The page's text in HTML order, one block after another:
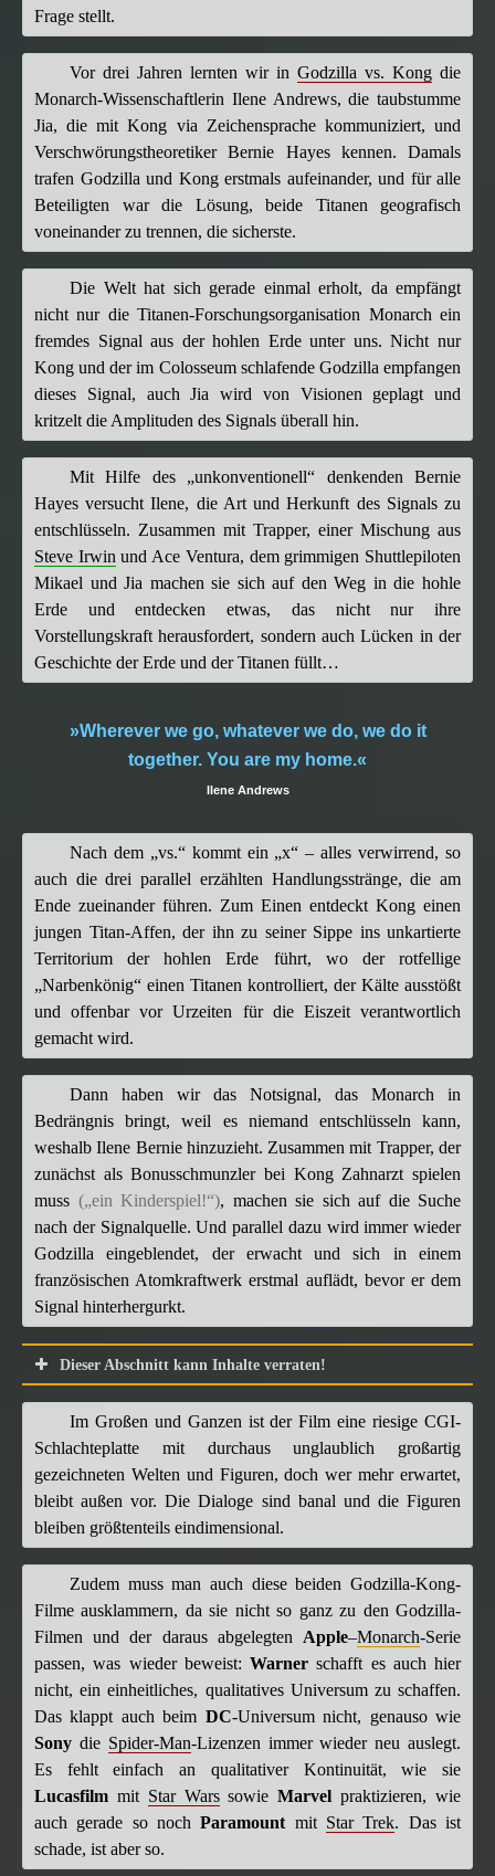
Frage stellt.
Vor drei Jahren lernten wir in Godzilla vs. Kong die
Monarch-Wissenschaftlerin Ilene Andrews, die taubstumme
Jia, die mit Kong via Zeichensprache kommuniziert, und
Verschwörungstheoretiker Bernie Hayes kennen. Damals
trafen Godzilla und Kong erstmals aufeinander, und für alle
Beteiligten war die Lösung, beide Titanen geografisch
voneinander zu trennen, die sicherste.
Die Welt hat sich gerade einmal erholt, da empfängt
nicht nur die Titanen-Forschungsorganisation Monarch ein
fremdes Signal aus der hohlen Erde unter uns. Nicht nur
Kong und der im Colosseum schlafende Godzilla empfangen
dieses Signal, auch Jia wird von Visionen geplagt und
kritzelt die Amplituden des Signals überall hin.
Mit Hilfe des „unkonventionell“ denkenden Bernie
Hayes versucht Ilene, die Art und Herkunft des Signals zu
entschlüsseln. Zusammen mit Trapper, einer Mischung aus
Steve Irwin und Ace Ventura, dem grimmigen Shuttlepiloten
Mikael und Jia machen sie sich auf den Weg in die hohle
Erde und entdecken etwas, das nicht nur ihre
Vorstellungskraft herausfordert, sondern auch Lücken in der
Geschichte der Erde und der Titanen füllt…
»Wherever we go, whatever we do, we do it
together. You are my home.«
Ilene Andrews
Nach dem „vs.“ kommt ein „x“ – alles verwirrend, so
auch die drei parallel erzählten Handlungsstränge, die am
Ende zueinander führen. Zum Einen entdeckt Kong einen
jungen Titan-Affen, der ihn zu seiner Sippe ins unkartierte
Territorium der hohlen Erde führt, wo der rotfellige
„Narbenkönig“ einen Titanen kontrolliert, der Kälte ausstößt
und offenbar vor Urzeiten für die Eiszeit verantwortlich
gemacht wird.
Dann haben wir das Notsignal, das Monarch in
Bedrängnis bringt, weil es niemand entschlüsseln kann,
weshalb Ilene Bernie hinzuzieht. Zusammen mit Trapper, der
zunächst als Bonusschmunzler bei Kong Zahnarzt spielen
muss („ein Kinderspiel!“), machen sie sich auf die Suche
nach der Signalquelle. Und parallel dazu wird immer wieder
Godzilla eingeblendet, der erwacht und sich in einem
französischen Atomkraftwerk erstmal auflädt, bevor er dem
Signal hinterhergurkt.
Dieser Abschnitt kann Inhalte verraten!
Im Großen und Ganzen ist der Film eine riesige CGI-
Schlachteplatte mit durchaus unglaublich großartig
gezeichneten Welten und Figuren, doch wer mehr erwartet,
bleibt außen vor. Die Dialoge sind banal und die Figuren
bleiben größtenteils eindimensional.
Zudem muss man auch diese beiden Godzilla-Kong-
Filme ausklammern, da sie nicht so ganz zu den Godzilla-
Filmen und der daraus abgelegten Apple–Monarch-Serie
passen, was wieder beweist: Warner schafft es auch hier
nicht, ein einheitliches, qualitatives Universum zu schaffen.
Das klappt auch beim DC-Universum nicht, genauso wie
Sony die Spider-Man-Lizenzen immer wieder neu auslegt.
Es fehlt einfach an qualitativer Kontinuität, wie sie
Lucasfilm mit Star WarssowieMarvel praktizieren, wie
auch gerade so nochParamount mit Star Trek. Das ist
schade, ist aber so.